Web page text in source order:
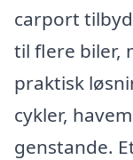
carport
til flere biler,
praktisk
cykler,
genstande.